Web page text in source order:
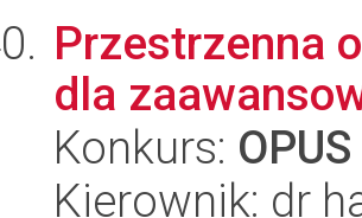
Przestrzenna
dla
Konkurs:
Kierownik: dr